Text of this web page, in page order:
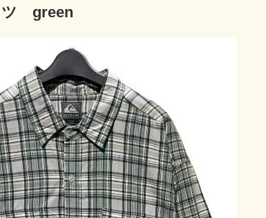
ツ green